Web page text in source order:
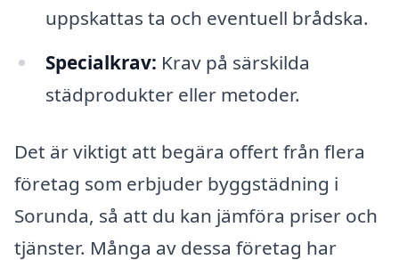
uppskattas ta och eventuell brådska.
Specialkrav: Krav på särskilda
städprodukter eller metoder.
Det är viktigt att begära offert från flera
företag som erbjuder byggstädning i
Sorunda, så att du kan jämföra priser och
tjänster. Många av dessa företag har